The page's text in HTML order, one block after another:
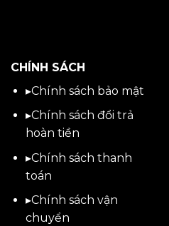
CHÍNH SÁCH
▸Chính sách bảo mật
▸Chính sách đổi trả
hoàn tiền
▸Chính sách thanh
toán
▸Chính sách vận
chuyển